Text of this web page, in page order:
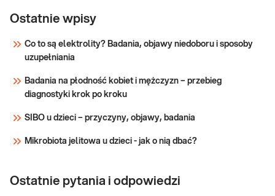
kobiet w ciąży→ Do oceny ogólnego stanu zdrowia
poszczególnych narządów i układów, także
ewentualnych niedoborów witam
Ostatnie wpisy
Co to są elektrolity? Badania, objawy niedoboru i sposoby
uzupełniania
Badania na płodność kobiet i mężczyzn – przebieg
diagnostyki krok po kroku
SIBO u dzieci – przyczyny, objawy, badania
Mikrobiota jelitowa u dzieci - jak o nią dbać?
Ostatnie pytania i odpowiedzi